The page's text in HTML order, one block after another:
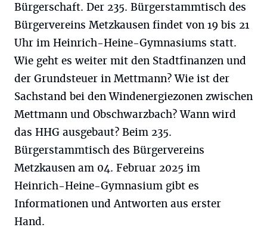
Bürgerschaft. Der 235. Bürgerstammtisch des
Bürgervereins Metzkausen findet von 19 bis 21
Uhr im Heinrich-Heine-Gymnasiums statt.
Wie geht es weiter mit den Stadtfinanzen und
der Grundsteuer in Mettmann? Wie ist der
Sachstand bei den Windenergiezonen zwischen
Mettmann und Obschwarzbach? Wann wird
das HHG ausgebaut? Beim 235.
Bürgerstammtisch des Bürgervereins
Metzkausen am 04. Februar 2025 im
Heinrich-Heine-Gymnasium gibt es
Informationen und Antworten aus erster
Hand.